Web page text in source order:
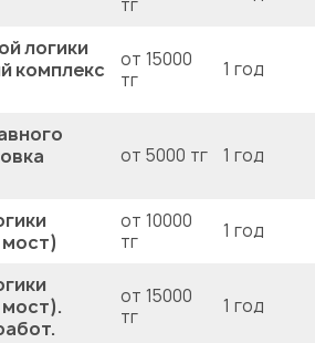
тг
логики
комплекс
от 15000
тг
1 год
от 5000 тг 1 год
от 10000
тг
1 год
от 15000
тг
1 год